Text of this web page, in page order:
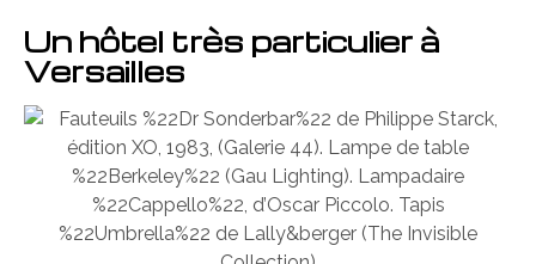
Un hôtel très particulier à
Versailles